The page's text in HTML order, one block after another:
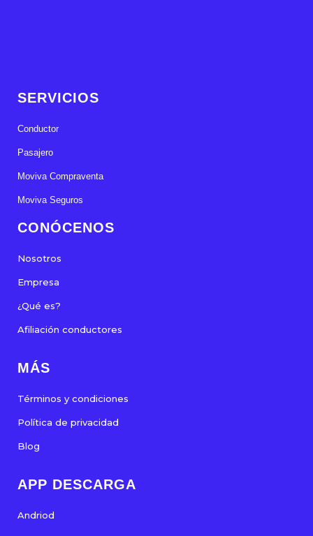
SERVICIOS
Conductor
Pasajero
Moviva Compraventa
Moviva Seguros
CONÓCENOS
Nosotros
Empresa
¿Qué es?
Afiliación conductores
MÁS
Términos y condiciones
Política de privacidad
Blog
APP DESCARGA
Andriod